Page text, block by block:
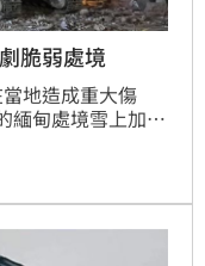
脆弱處境
地造成重大傷
緬甸處境雪上加